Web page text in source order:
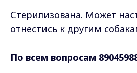
Стерилизована. Может
отнестись к другим
По всем вопросам